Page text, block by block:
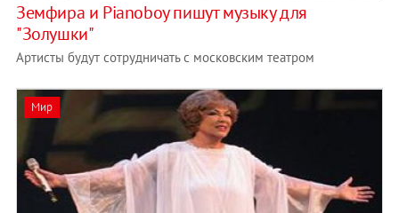
Земфира и Pianoboy пишут музыку для
"Золушки"
Артисты будут сотрудничать с московским театром
Мир